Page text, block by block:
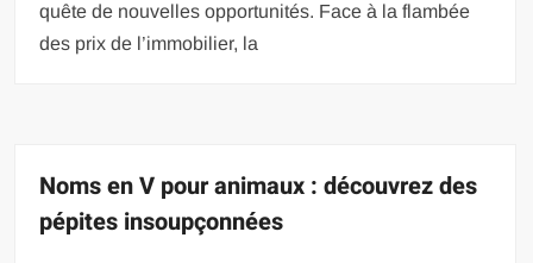
quête de nouvelles opportunités. Face à la flambée
des prix de l’immobilier, la
Noms en V pour animaux : découvrez des
pépites insoupçonnées